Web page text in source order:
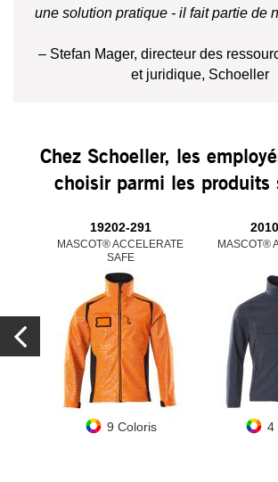
une solution pratique - il fait partie de
– Stefan Mager, directeur des
et juridique, Schoeller
Chez Schoeller, les
choisir parmi les produits
19202-291
MASCOT® ACCELERATE
SAFE
9 Coloris
MASCOT®
4